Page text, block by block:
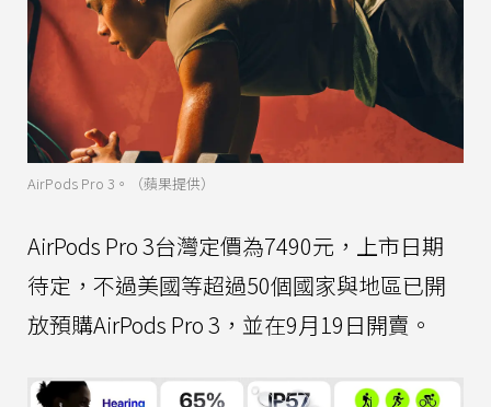
AirPods Pro 3。（蘋果提供）
AirPods Pro 3台灣定價為7490元，上市日期
待定，不過美國等超過50個國家與地區已開
放預購AirPods Pro 3，並在9月19日開賣。